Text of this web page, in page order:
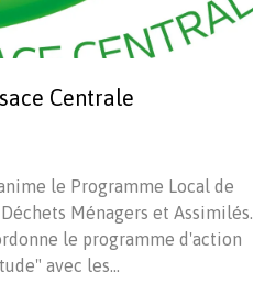
Centrale
le Programme Local de
Ménagers et Assimilés.
le programme d'action
avec les…